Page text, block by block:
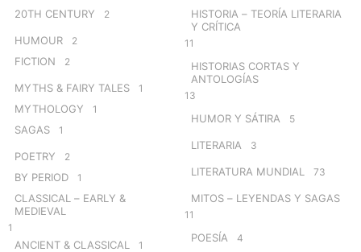
20TH CENTURY 2
HUMOUR 2
FICTION 2
MYTHS & FAIRY TALES 1
MYTHOLOGY 1
SAGAS 1
POETRY 2
BY PERIOD 1
CLASSICAL – EARLY &
MEDIEVAL
1
ANCIENT & CLASSICAL 1
HISTORIA – TEORÍA LITERARIA
Y CRÍTICA
11
HISTORIAS CORTAS Y
ANTOLOGÍAS
13
HUMOR Y SÁTIRA 5
LITERARIA 3
LITERATURA MUNDIAL 73
MITOS – LEYENDAS Y SAGAS
11
POESÍA 4